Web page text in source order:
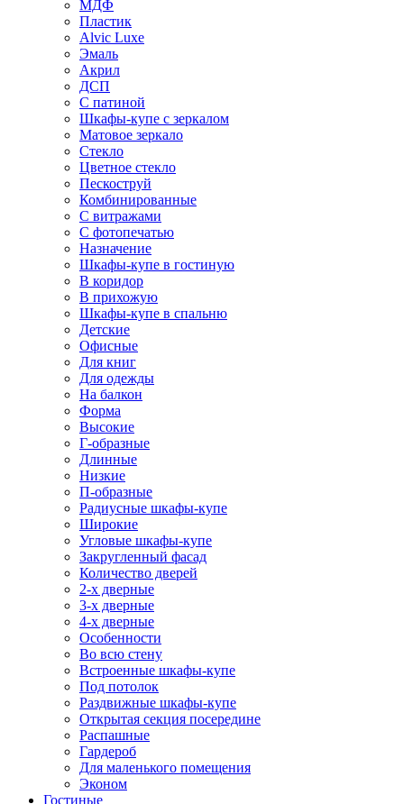
МДФ
Пластик
Alvic Luxe
Эмаль
Акрил
ДСП
С патиной
Шкафы-купе с зеркалом
Матовое зеркало
Стекло
Цветное стекло
Пескоструй
Комбинированные
С витражами
С фотопечатью
Назначение
Шкафы-купе в гостиную
В коридор
В прихожую
Шкафы-купе в спальню
Детские
Офисные
Для книг
Для одежды
На балкон
Форма
Высокие
Г-образные
Длинные
Низкие
П-образные
Радиусные шкафы-купе
Широкие
Угловые шкафы-купе
Закругленный фасад
Количество дверей
2-х дверные
3-х дверные
4-х дверные
Особенности
Во всю стену
Встроенные шкафы-купе
Под потолок
Раздвижные шкафы-купе
Открытая секция посередине
Распашные
Гардероб
Для маленького помещения
Эконом
Гостиные